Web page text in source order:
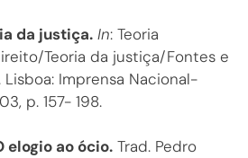
da justiça. In: Teoria
Teoria da justiça/Fontes e
Imprensa Nacional-
p. 157- 198.
elogio ao ócio. Trad. Pedro